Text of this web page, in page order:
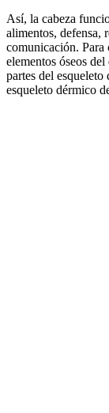
Así, la cabeza
alimentos, defensa,
comunicación. Para
elementos óseos
partes del
esqueleto dérmico